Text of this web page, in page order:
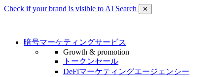
Check if your brand is visible to AI Search ✕
暗号マーケティングサービス
Growth & promotion
トークンセール
DeFiマーケティングエージェンシー